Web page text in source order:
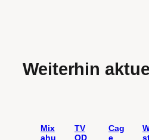
Weiterhin
Mix
ahu
TV
OD
Cag
e